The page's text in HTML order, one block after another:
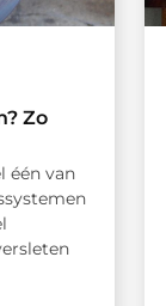
Zo
één van